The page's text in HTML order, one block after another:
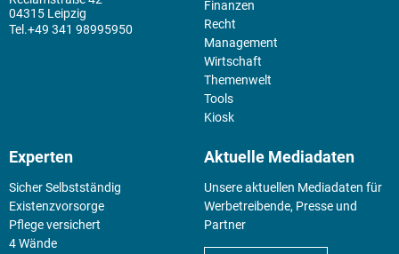
04315 Leipzig
+49 341 98995950
Finanzen
Recht
Management
Wirtschaft
Themenwelt
Tools
Kiosk
Experten
Sicher Selbstständig
Existenz­vorsorge
Pflege versichert
4 Wände
Aktuelle Mediadaten
Unsere aktuellen Mediadaten für
Werbetreibende, Presse und
Partner